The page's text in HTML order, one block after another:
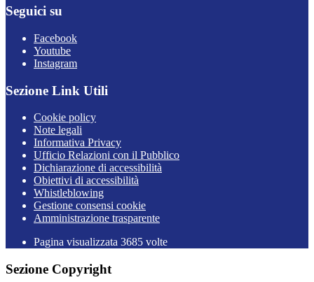
Seguici su
Facebook
Youtube
Instagram
Sezione Link Utili
Cookie policy
Note legali
Informativa Privacy
Ufficio Relazioni con il Pubblico
Dichiarazione di accessibilità
Obiettivi di accessibilità
Whistleblowing
Gestione consensi cookie
Amministrazione trasparente
Pagina visualizzata 3685 volte
Sezione Copyright